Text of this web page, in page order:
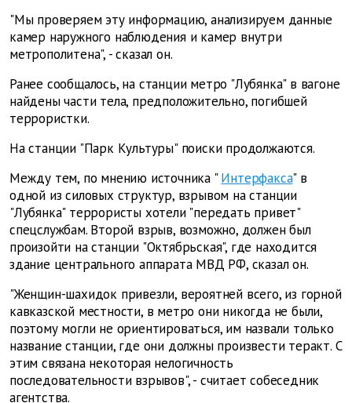
"Мы проверяем эту информацию, анализируем данные
камер наружного наблюдения и камер внутри
метрополитена", - сказал он.
Ранее сообщалось, на станции метро "Лубянка" в вагоне
найдены части тела, предположительно, погибшей
террористки.
На станции "Парк Культуры" поиски продолжаются.
Между тем, по мнению источника " Интерфакса" в
одной из силовых структур, взрывом на станции
"Лубянка" террористы хотели "передать привет"
спецслужбам. Второй взрыв, возможно, должен был
произойти на станции "Октябрьская", где находится
здание центрального аппарата МВД РФ, сказал он.
"Женщин-шахидок привезли, вероятней всего, из горной
кавказской местности, в метро они никогда не были,
поэтому могли не ориентироваться, им назвали только
название станции, где они должны произвести теракт. С
этим связана некоторая нелогичность
последовательности взрывов", - считает собеседник
агентства.